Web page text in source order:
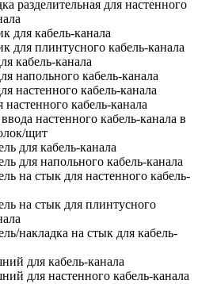
разделительная для настенного
для кабель-канала
для плинтусного кабель-канала
кабель-канала
напольного кабель-канала
настенного кабель-канала
настенного кабель-канала
настенного кабель-канала в
щит
для кабель-канала
для напольного кабель-канала
на стык для настенного кабель-
на стык для плинтусного
накладка на стык для кабель-
для кабель-канала
для настенного кабель-канала